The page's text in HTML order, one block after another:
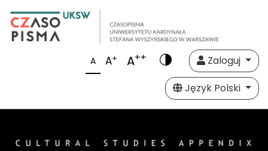
A A+ A++
Zaloguj
Język Polski